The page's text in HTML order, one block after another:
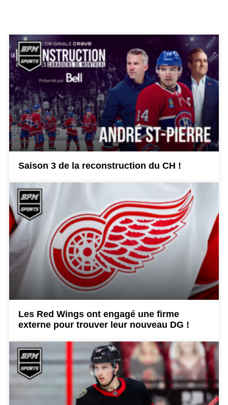
Saison 3 de la reconstruction du CH !
Les Red Wings ont engagé une firme
externe pour trouver leur nouveau DG !